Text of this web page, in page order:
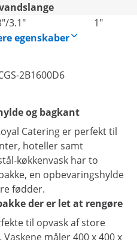
3.1"
1"
egenskaber
2B1600D6
og bagkant
Catering er perfekt til
hoteller samt
køkkenvask har to
en opbevaringshylde
fødder.
der er let at rengøre
til opvask af store
måler 400 x 400 x